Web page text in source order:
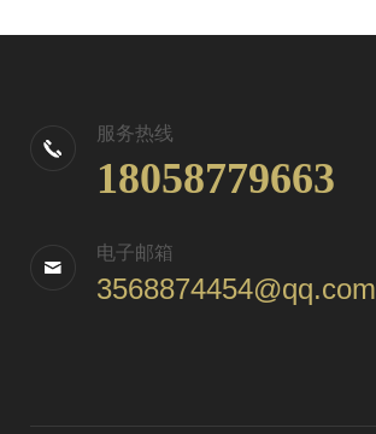
服务热线
18058779663
电子邮箱
3568874454@qq.com